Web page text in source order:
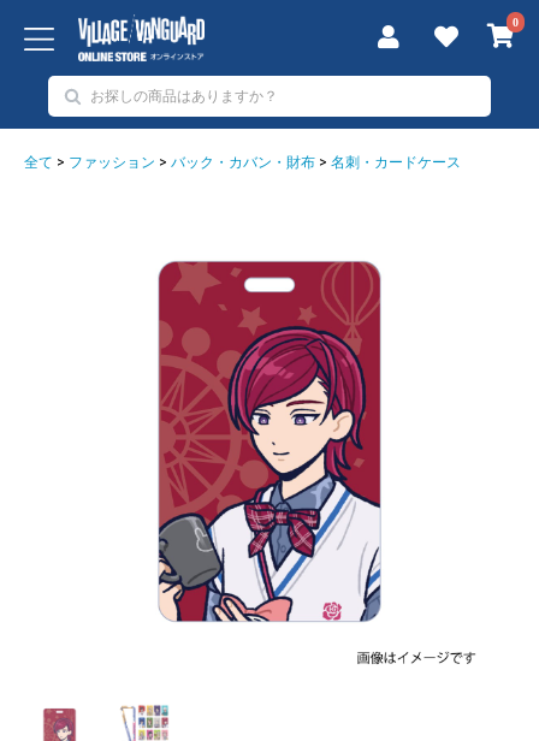
0
全て > ファッション > バック・カバン・財布 > 名刺・カードケース